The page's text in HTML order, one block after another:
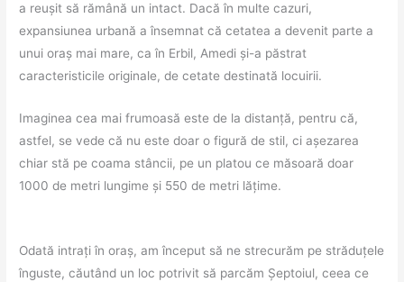
a reușit să rămână un intact. Dacă în multe cazuri,
expansiunea urbană a însemnat că cetatea a devenit parte a
unui oraș mai mare, ca în Erbil, Amedi și-a păstrat
caracteristicile originale, de cetate destinată locuirii.
Imaginea cea mai frumoasă este de la distanță, pentru că,
astfel, se vede că nu este doar o figură de stil, ci așezarea
chiar stă pe coama stâncii, pe un platou ce măsoară doar
1000 de metri lungime și 550 de metri lățime.
Odată intrați în oraș, am început să ne strecurăm pe străduțele
înguste, căutând un loc potrivit să parcăm Șeptoiul, ceea ce